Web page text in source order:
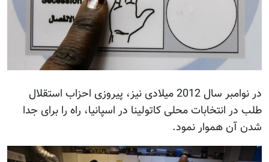
در نوامبر سال 2012 میلادی نیز، پیروزی احزاب استقلال
طلب در انتخابات محلی کاتولینا در اسپانیا، راه را برای جدا
شدن آن هموار نمود.